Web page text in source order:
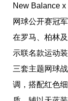
New Balance
网球公开赛冠
在罗马、柏林
示联名款运动
三套主题网球
调，搭配红色